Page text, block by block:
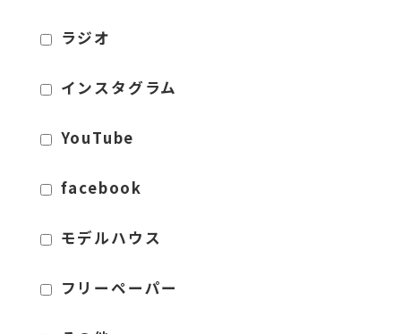
ラジオ
インスタグラム
YouTube
facebook
モデルハウス
フリーペーパー